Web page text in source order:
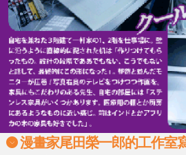
漫畫家尾田榮一郎的工作室